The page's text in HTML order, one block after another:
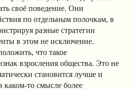
своё поведение. Они
по отдельным полочкам, в
разные стратегии
в этом не исключение.
что такое
взросления общества. Это не
становится лучше и
каком-то смысле более